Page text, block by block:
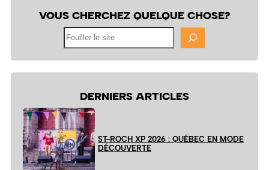
VOUS CHERCHEZ QUELQUE CHOSE?
Fouiller
DERNIERS ARTICLES
ST-ROCH XP 2026 : QUÉBEC EN MODE
DÉCOUVERTE